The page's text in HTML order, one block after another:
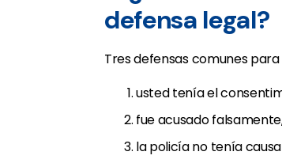
defensa legal?
Tres defensas comunes para
usted tenía el
fue acusado
la policía no tenía